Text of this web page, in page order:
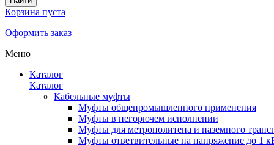
Корзина пуста
Оформить заказ
Меню
Каталог
Каталог
Кабельные муфты
Муфты общепромышленного применения
Муфты в негорючем исполнении
Муфты для метрополитена и наземного
Муфты ответвительные на напряжение до 1